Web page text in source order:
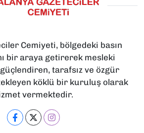
Cemiyeti, bölgedeki basın
bir araya getirerek mesleki
güçlendiren, tarafsız ve özgür
köklü bir kuruluş olarak
vermektedir.